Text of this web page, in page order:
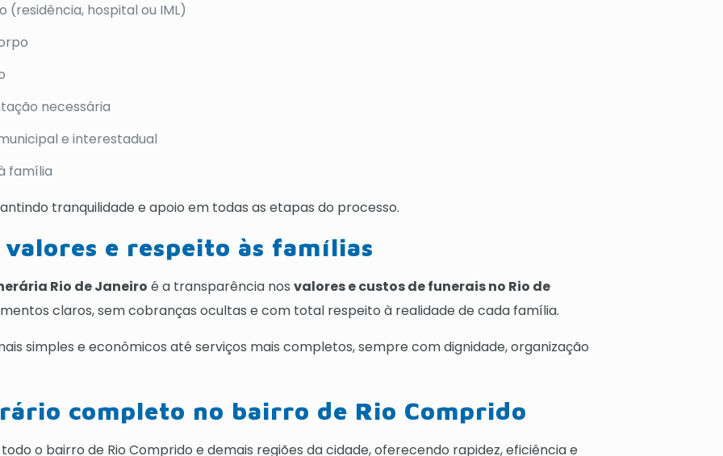
hospital ou IML)
necessária
e interestadual
família
tranquilidade e apoio em todas as etapas do processo.
e respeito às famílias
Rio de Janeiro é a transparência nosvalores e custos de funerais no Rio de
claros, sem cobranças ocultas e com total respeito à realidade de cada família.
simples e econômicos até serviços mais completos, sempre com dignidade, organização
completo no bairro de Rio Comprido
o bairro de Rio Comprido e demais regiões da cidade, oferecendo rapidez, eficiência e